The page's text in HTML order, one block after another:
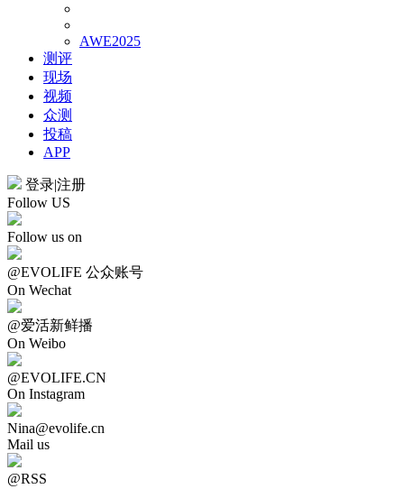
AWE2025
测评
现场
视频
众测
投稿
APP
登录|注册
Follow US
Follow us on
@EVOLIFE 公众账号
On Wechat
@爱活新鲜播
On Weibo
@EVOLIFE.CN
On Instagram
Nina@evolife.cn
Mail us
@RSS